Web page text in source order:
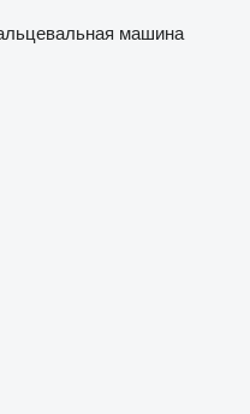
машина